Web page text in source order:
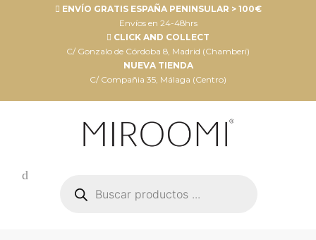
ENVÍO GRATIS ESPAÑA PENINSULAR > 100€
Envíos en 24-48hrs
CLICK AND COLLECT
C/ Gonzalo de Córdoba 8, Madrid (Chamberí)
NUEVA TIENDA
C/ Compañia 35, Málaga (Centro)
productos